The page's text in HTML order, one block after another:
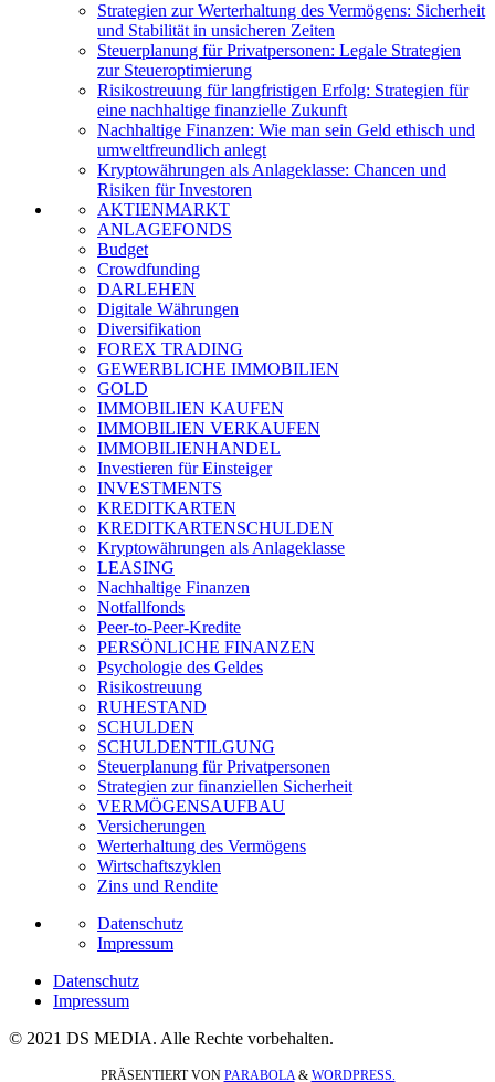
Strategien zur Werterhaltung des Vermögens: Sicherheit
und Stabilität in unsicheren Zeiten
Steuerplanung für Privatpersonen: Legale Strategien
zur Steueroptimierung
Risikostreuung für langfristigen Erfolg: Strategien für
eine nachhaltige finanzielle Zukunft
Nachhaltige Finanzen: Wie man sein Geld ethisch und
umweltfreundlich anlegt
Kryptowährungen als Anlageklasse: Chancen und
Risiken für Investoren
AKTIENMARKT
ANLAGEFONDS
Budget
Crowdfunding
DARLEHEN
Digitale Währungen
Diversifikation
FOREX TRADING
GEWERBLICHE IMMOBILIEN
GOLD
IMMOBILIEN KAUFEN
IMMOBILIEN VERKAUFEN
IMMOBILIENHANDEL
Investieren für Einsteiger
INVESTMENTS
KREDITKARTEN
KREDITKARTENSCHULDEN
Kryptowährungen als Anlageklasse
LEASING
Nachhaltige Finanzen
Notfallfonds
Peer-to-Peer-Kredite
PERSÖNLICHE FINANZEN
Psychologie des Geldes
Risikostreuung
RUHESTAND
SCHULDEN
SCHULDENTILGUNG
Steuerplanung für Privatpersonen
Strategien zur finanziellen Sicherheit
VERMÖGENSAUFBAU
Versicherungen
Werterhaltung des Vermögens
Wirtschaftszyklen
Zins und Rendite
Datenschutz
Impressum
Datenschutz
Impressum
© 2021 DS MEDIA. Alle Rechte vorbehalten.
PRÄSENTIERT VON PARABOLA& WORDPRESS.